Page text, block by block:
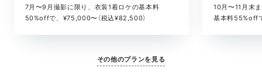
7月〜9月撮影に限り、衣装1着ロケの基本料
50%offで、¥75,000〜（税込¥82,500）
10月〜11月末
基本料55%off
その他のプランを見る